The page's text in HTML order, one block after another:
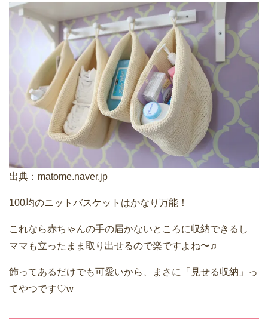
出典： matome.naver.jp
100均のニットバスケットはかなり万能！
これなら赤ちゃんの手の届かないところに収納できるし
ママも立ったまま取り出せるので楽ですよね〜♫
飾ってあるだけでも可愛いから、まさに「見せる収納」っ
てやつです♡w